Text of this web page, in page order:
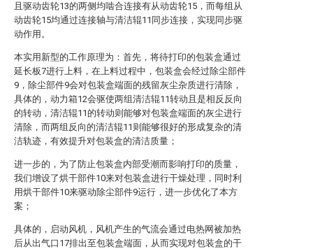
且驱动齿轮13的两侧均啮合连接有从动齿轮15，而每组从
动齿轮15均通过连接轴与清洁辊11同步连接，实现同步驱
动作用。
本实用新型的工作原理为：首先，将待打印的包装盒通过
延长板7进行上料，在上料过程中，包装盒会经过除尘部件
9，除尘部件9会对包装盒端面的残留灰尘杂质进行清除，
具体的，动力箱12会驱使两组清洁辊11转动且是相反反向
的转动，清洁辊11的转动则能够对包装盒端面的灰尘进行
清除，而两组反向的清洁辊11则能够很好的形成复杂的清
洁轨迹，有效提升对包装盒的清洁质量；
进一步的，为了防止包装盒内部受潮而影响打印的质量，
我们增设了烘干部件10来对包装盒进行干燥处理，同时利
用烘干部件10来驱动除尘部件9运行，进一步优化了本方
案；
具体的，启动风机，风机产生的气流会通过电热网被加热
后从出气口17排出至包装盒端面，从而实现对包装盒的干